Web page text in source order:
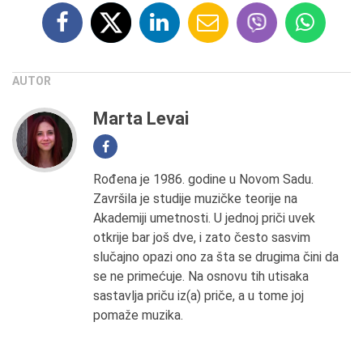
AUTOR
Marta Levai
Rođena je 1986. godine u Novom Sadu.
Završila je studije muzičke teorije na
Akademiji umetnosti. U jednoj priči uvek
otkrije bar još dve, i zato često sasvim
slučajno opazi ono za šta se drugima čini da
se ne primećuje. Na osnovu tih utisaka
sastavlja priču iz(a) priče, a u tome joj
pomaže muzika.